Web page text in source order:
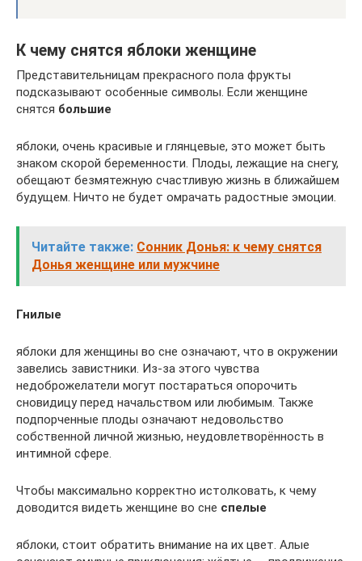
К чему снятся яблоки женщине
Представительницам прекрасного пола фрукты
подсказывают особенные символы. Если женщине
снятся большие
яблоки, очень красивые и глянцевые, это может быть
знаком скорой беременности. Плоды, лежащие на снегу,
обещают безмятежную счастливую жизнь в ближайшем
будущем. Ничто не будет омрачать радостные эмоции.
Читайте также: Сонник Донья: к чему снятся
Донья женщине или мужчине
Гнилые
яблоки для женщины во сне означают, что в окружении
завелись завистники. Из-за этого чувства
недоброжелатели могут постараться опорочить
сновидицу перед начальством или любимым. Также
подпорченные плоды означают недовольство
собственной личной жизнью, неудовлетворённость в
интимной сфере.
Чтобы максимально корректно истолковать, к чему
доводится видеть женщине во сне спелые
яблоки, стоит обратить внимание на их цвет. Алые